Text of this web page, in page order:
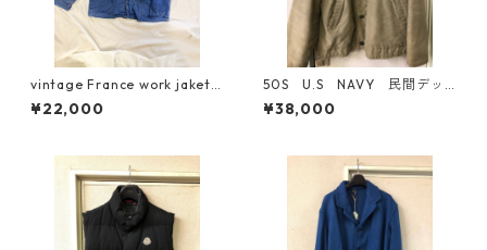
vintage France work jaket
40s〜50s モールスキン
¥22,000
50S U.S NAVY 民間デッ
キジャケット M寸
¥38,000